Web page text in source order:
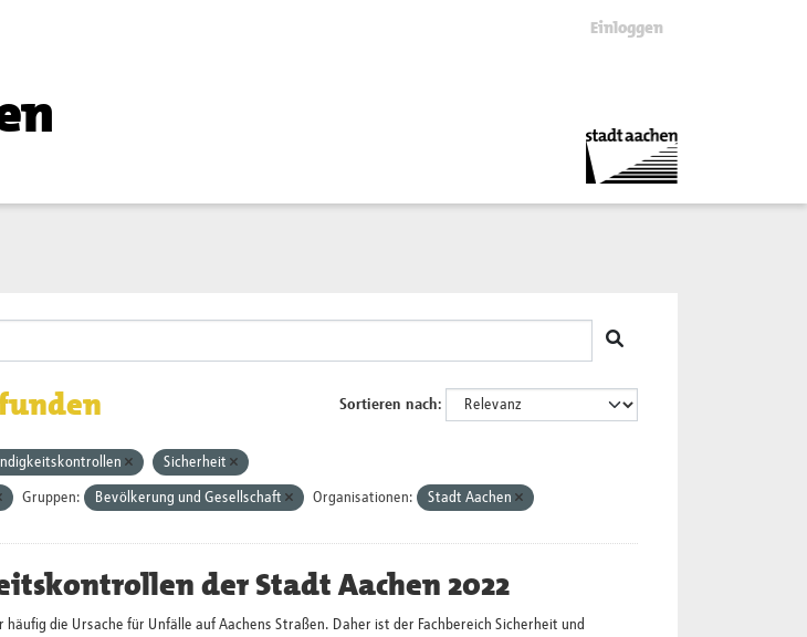
Einloggen
Sortieren nach
Sicherheit
Gruppen: Bevölkerung und Gesellschaft Organisationen: Stadt Aachen
der Stadt Aachen 2022
die Ursache für Unfälle auf Aachens Straßen. Daher ist der Fachbereich Sicherheit und